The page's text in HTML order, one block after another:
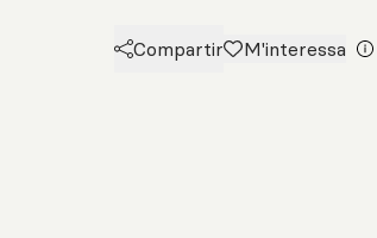
Compartir M'interessa